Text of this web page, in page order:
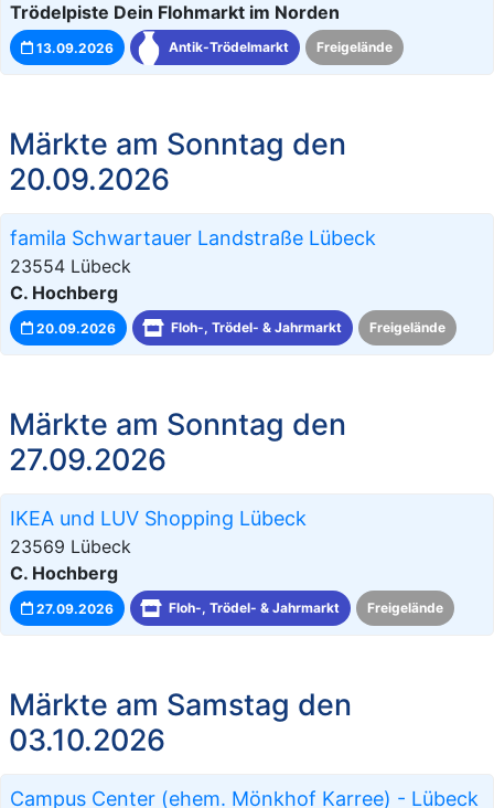
Trödelpiste Dein Flohmarkt im Norden
13.09.2026 Antik-Trödelmarkt Freigelände
Märkte am Sonntag den
20.09.2026
famila Schwartauer Landstraße Lübeck
23554 Lübeck
C. Hochberg
20.09.2026 Floh-, Trödel- & Jahrmarkt Freigelände
Märkte am Sonntag den
27.09.2026
IKEA und LUV Shopping Lübeck
23569 Lübeck
C. Hochberg
27.09.2026 Floh-, Trödel- & Jahrmarkt Freigelände
Märkte am Samstag den
03.10.2026
Campus Center (ehem. Mönkhof Karree) - Lübeck